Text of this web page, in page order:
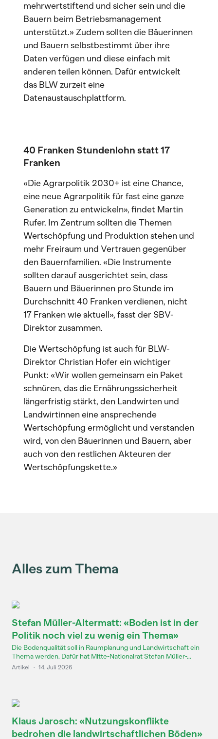
mehrwertstiftend und sicher sein und die
Bauern beim Betriebsmanagement
unterstützt.» Zudem sollten die Bäuerinnen
und Bauern selbstbestimmt über ihre
Daten verfügen und diese einfach mit
anderen teilen können. Dafür entwickelt
das BLW zurzeit eine
Datenaustauschplattform.
40 Franken Stundenlohn statt 17
Franken
«Die Agrarpolitik 2030+ ist eine Chance,
eine neue Agrarpolitik für fast eine ganze
Generation zu entwickeln», findet Martin
Rufer. Im Zentrum sollten die Themen
Wertschöpfung und Produktion stehen und
mehr Freiraum und Vertrauen gegenüber
den Bauernfamilien. «Die Instrumente
sollten darauf ausgerichtet sein, dass
Bauern und Bäuerinnen pro Stunde im
Durchschnitt 40 Franken verdienen, nicht
17 Franken wie aktuell», fasst der SBV-
Direktor zusammen.
Die Wertschöpfung ist auch für BLW-
Direktor Christian Hofer ein wichtiger
Punkt: «Wir wollen gemeinsam ein Paket
schnüren, das die Ernährungssicherheit
längerfristig stärkt, den Landwirten und
Landwirtinnen eine ansprechende
Wertschöpfung ermöglicht und verstanden
wird, von den Bäuerinnen und Bauern, aber
auch von den restlichen Akteuren der
Wertschöpfungskette.»
Alles zum Thema
Stefan Müller-Altermatt: «Boden ist in der
Politik noch viel zu wenig ein Thema»
Die Bodenqualität soll in Raumplanung und Landwirtschaft ein
Thema werden. Dafür hat Mitte-Nationalrat Stefan Müller-...
Artikel · 14. Juli 2026
Klaus Jarosch: «Nutzungskonflikte
bedrohen die landwirtschaftlichen Böden»